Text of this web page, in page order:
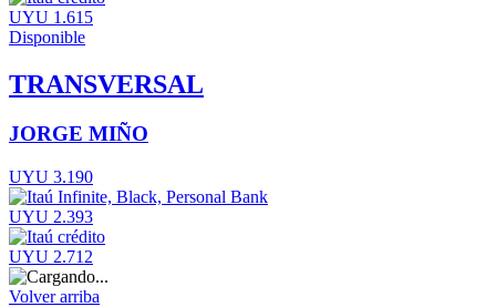
UYU 1.615
Disponible
TRANSVERSAL
JORGE MIÑO
UYU 3.190
UYU 2.393
UYU 2.712
Volver arriba